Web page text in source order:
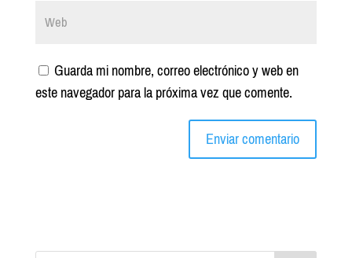
Guarda mi nombre, correo electrónico y web en
este navegador para la próxima vez que comente.